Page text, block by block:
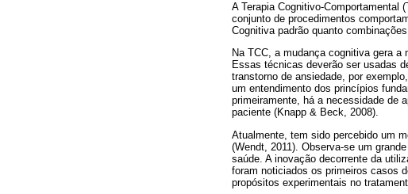
A Terapia Cognitivo-Comportamental
conjunto de procedimentos
Cognitiva padrão quanto
Na TCC, a mudança cognitiva gera
Essas técnicas deverão ser usadas
transtorno de ansiedade, por
um entendimento dos princípios
primeiramente, há a necessidade de
paciente (Knapp & Beck, 2008).
Atualmente, tem sido percebido um
(Wendt, 2011). Observa-se um
saúde. A inovação decorrente da
foram noticiados os primeiros casos
propósitos experimentais no